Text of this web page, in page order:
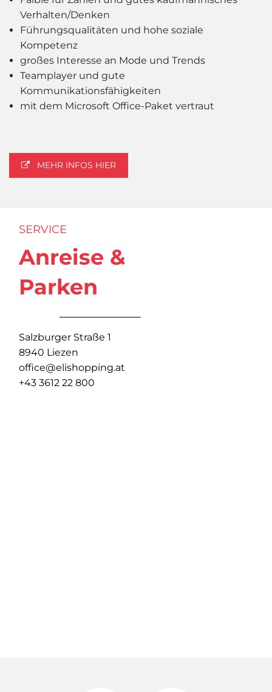
Verhalten/Denken
Führungsqualitäten und hohe soziale
Kompetenz
großes Interesse an Mode und Trends
Teamplayer und gute
Kommunikationsfähigkeiten
mit dem Microsoft Office-Paket vertraut
MEHR INFOS HIER
SERVICE
Anreise &
Parken
Salzburger Straße 1
8940 Liezen
office@elishopping.at
+43 3612 22 800